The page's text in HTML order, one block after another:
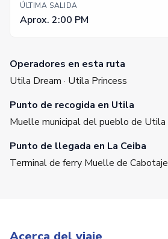
ÚLTIMA SALIDA
Aprox. 2:00 PM
Operadores en esta ruta
Utila Dream · Utila Princess
Punto de recogida en Utila
Muelle municipal del pueblo de Utila
Punto de llegada en La Ceiba
Terminal de ferry Muelle de Cabotaje